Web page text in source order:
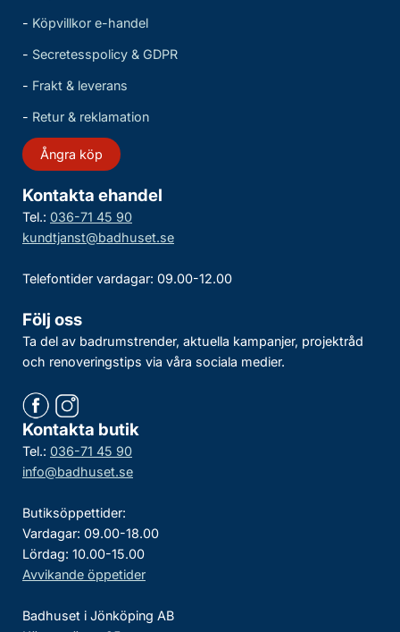
- Köpvillkor e-handel
- Secretesspolicy & GDPR
- Frakt & leverans
- Retur & reklamation
Ångra köp
Kontakta ehandel
Tel.: 036-71 45 90
kundtjanst@badhuset.se
Telefontider vardagar: 09.00-12.00
Följ oss
Ta del av badrumstrender, aktuella kampanjer, projektråd
och renoveringstips via våra sociala medier.
Kontakta butik
Tel.: 036-71 45 90
info@badhuset.se
Butiksöppettider:
Vardagar: 09.00-18.00
Lördag: 10.00-15.00
Avvikande öppetider
Badhuset i Jönköping AB